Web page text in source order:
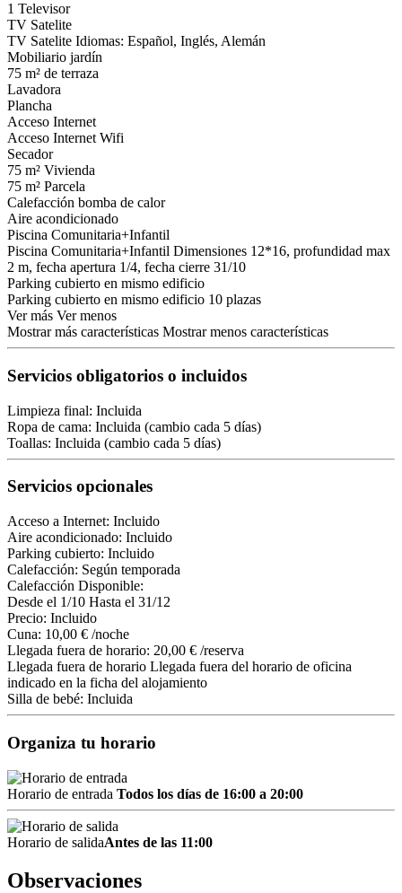
1 Televisor
TV Satelite
TV Satelite Idiomas: Español, Inglés, Alemán
Mobiliario jardín
75 m² de terraza
Lavadora
Plancha
Acceso Internet
Acceso Internet Wifi
Secador
75 m² Vivienda
75 m² Parcela
Calefacción bomba de calor
Aire acondicionado
Piscina Comunitaria+Infantil
Piscina Comunitaria+Infantil Dimensiones 12*16, profundidad max
2 m, fecha apertura 1/4, fecha cierre 31/10
Parking cubierto en mismo edificio
Parking cubierto en mismo edificio 10 plazas
Ver más Ver menos
Mostrar más características Mostrar menos características
Servicios obligatorios o incluidos
Limpieza final: Incluida
Ropa de cama: Incluida (cambio cada 5 días)
Toallas: Incluida (cambio cada 5 días)
Servicios opcionales
Acceso a Internet: Incluido
Aire acondicionado: Incluido
Parking cubierto: Incluido
Calefacción: Según temporada
Calefacción Disponible:
Desde el 1/10 Hasta el 31/12
Precio: Incluido
Cuna: 10,00 € /noche
Llegada fuera de horario: 20,00 € /reserva
Llegada fuera de horario Llegada fuera del horario de oficina
indicado en la ficha del alojamiento
Silla de bebé: Incluida
Organiza tu horario
Horario de entrada Todos los días de 16:00 a 20:00
Horario de salidaAntes de las 11:00
Observaciones